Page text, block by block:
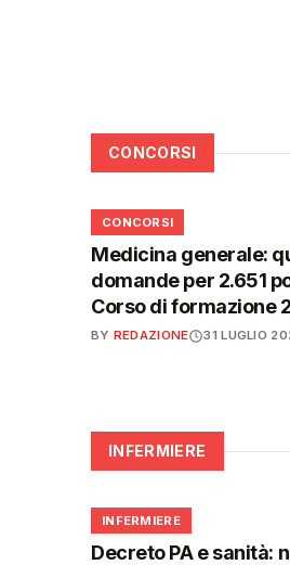
CONCORSI
📋
CONCORSI
Medicina generale:
domande per 2.651
Corso di formazione
BY REDAZIONE 31 LUGLIO
INFERMIERE
🩺
INFERMIERE
Decreto PA e sanità: